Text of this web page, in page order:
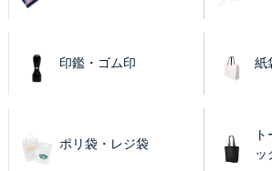
印鑑・ゴム印 紙
ポリ袋・レジ袋
ッ